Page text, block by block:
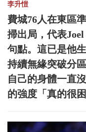
李升愷
費城76人在東區
掃出局，代表
句點。這已是他
持續無緣突破分
自己的身體一直
的強度「真的很困